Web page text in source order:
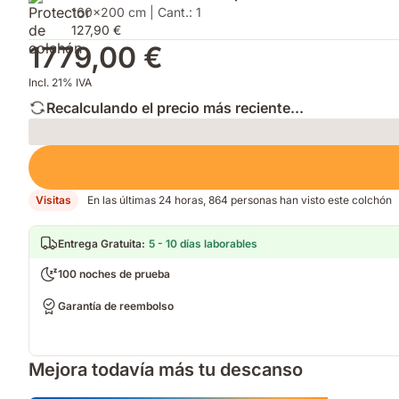
160x200 cm | Cant.: 1
127,90 €
1779,00 €
Incl. 21% IVA
Recalculando el precio más reciente...
Loading
Visitas En las últimas 24 horas, 864 personas han visto este colchón
Entrega Gratuita: 5 - 10 días laborables
100 noches de prueba
Garantía de reembolso
Mejora todavía más tu descanso